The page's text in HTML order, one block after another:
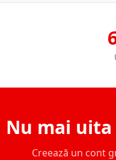
Nu mai
Creează un cont